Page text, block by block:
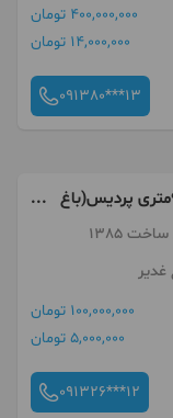
400,000,000 تومان
14,000,000 تومان
091380***13
اجاره آپارتمان95متری پردیس(باغ
غدیر
100,000,000 تومان
5,000,000 تومان
091326***12